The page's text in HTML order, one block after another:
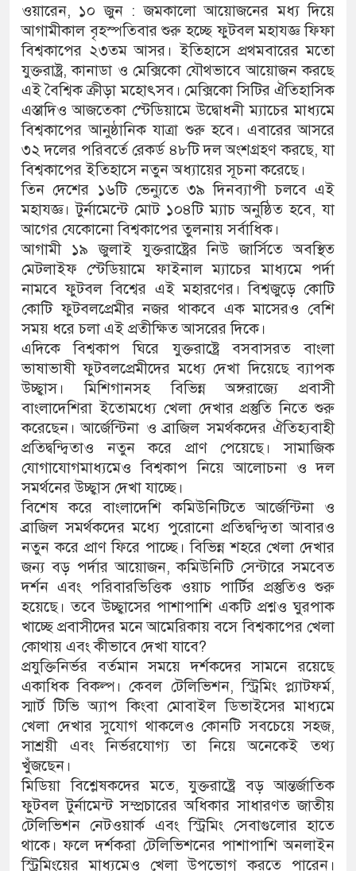
ওয়ারেন, ১০ জুন : জমকালো আয়োজনের মধ্য দিয়ে
আগামীকাল বৃহস্পতিবার শুরু হচ্ছে ফুটবল মহাযজ্ঞ ফিফা
বিশ্বকাপের ২৩তম আসর। ইতিহাসে প্রথমবারের মতো
যুক্তরাষ্ট্র, কানাডা ও মেক্সিকো যৌথভাবে আয়োজন করছে
এই বৈশ্বিক ক্রীড়া মহোৎসব। মেক্সিকো সিটির ঐতিহাসিক
এস্তাদিও আজতেকা স্টেডিয়ামে উদ্বোধনী ম্যাচের মাধ্যমে
বিশ্বকাপের আনুষ্ঠানিক যাত্রা শুরু হবে। এবারের আসরে
৩২ দলের পরিবর্তে রেকর্ড ৪৮টি দল অংশগ্রহণ করছে, যা
বিশ্বকাপের ইতিহাসে নতুন অধ্যায়ের সূচনা করেছে।
তিন দেশের ১৬টি ভেন্যুতে ৩৯ দিনব্যাপী চলবে এই
মহাযজ্ঞ। টুর্নামেন্টে মোট ১০৪টি ম্যাচ অনুষ্ঠিত হবে, যা
আগের যেকোনো বিশ্বকাপের তুলনায় সর্বাধিক।
আগামী ১৯ জুলাই যুক্তরাষ্ট্রের নিউ জার্সিতে অবস্থিত
মেটলাইফ স্টেডিয়ামে ফাইনাল ম্যাচের মাধ্যমে পর্দা
নামবে ফুটবল বিশ্বের এই মহারণের। বিশ্বজুড়ে কোটি
কোটি ফুটবলপ্রেমীর নজর থাকবে এক মাসেরও বেশি
সময় ধরে চলা এই প্রতীক্ষিত আসরের দিকে।
এদিকে বিশ্বকাপ ঘিরে যুক্তরাষ্ট্রে বসবাসরত বাংলা
ভাষাভাষী ফুটবলপ্রেমীদের মধ্যে দেখা দিয়েছে ব্যাপক
উচ্ছ্বাস। মিশিগানসহ বিভিন্ন অঙ্গরাজ্যে প্রবাসী
বাংলাদেশিরা ইতোমধ্যে খেলা দেখার প্রস্তুতি নিতে শুরু
করেছেন। আর্জেন্টিনা ও ব্রাজিল সমর্থকদের ঐতিহ্যবাহী
প্রতিদ্বন্দ্বিতাও নতুন করে প্রাণ পেয়েছে। সামাজিক
যোগাযোগমাধ্যমেও বিশ্বকাপ নিয়ে আলোচনা ও দল
সমর্থনের উচ্ছ্বাস দেখা যাচ্ছে।
বিশেষ করে বাংলাদেশি কমিউনিটিতে আর্জেন্টিনা ও
ব্রাজিল সমর্থকদের মধ্যে পুরোনো প্রতিদ্বন্দ্বিতা আবারও
নতুন করে প্রাণ ফিরে পাচ্ছে। বিভিন্ন শহরে খেলা দেখার
জন্য বড় পর্দার আয়োজন, কমিউনিটি সেন্টারে সমবেত
দর্শন এবং পরিবারভিত্তিক ওয়াচ পার্টির প্রস্তুতিও শুরু
হয়েছে। তবে উচ্ছ্বাসের পাশাপাশি একটি প্রশ্নও ঘুরপাক
খাচ্ছে প্রবাসীদের মনে আমেরিকায় বসে বিশ্বকাপের খেলা
কোথায় এবং কীভাবে দেখা যাবে?
প্রযুক্তিনির্ভর বর্তমান সময়ে দর্শকদের সামনে রয়েছে
একাধিক বিকল্প। কেবল টেলিভিশন, স্ট্রিমিং প্ল্যাটফর্ম,
স্মার্ট টিভি অ্যাপ কিংবা মোবাইল ডিভাইসের মাধ্যমে
খেলা দেখার সুযোগ থাকলেও কোনটি সবচেয়ে সহজ,
সাশ্রয়ী এবং নির্ভরযোগ্য তা নিয়ে অনেকেই তথ্য
খুঁজছেন।
মিডিয়া বিশ্লেষকদের মতে, যুক্তরাষ্ট্রে বড় আন্তর্জাতিক
ফুটবল টুর্নামেন্ট সম্প্রচারের অধিকার সাধারণত জাতীয়
টেলিভিশন নেটওয়ার্ক এবং স্ট্রিমিং সেবাগুলোর হাতে
থাকে। ফলে দর্শকরা টেলিভিশনের পাশাপাশি অনলাইন
স্ট্রিমিংয়ের মাধ্যমেও খেলা উপভোগ করতে পারেন।